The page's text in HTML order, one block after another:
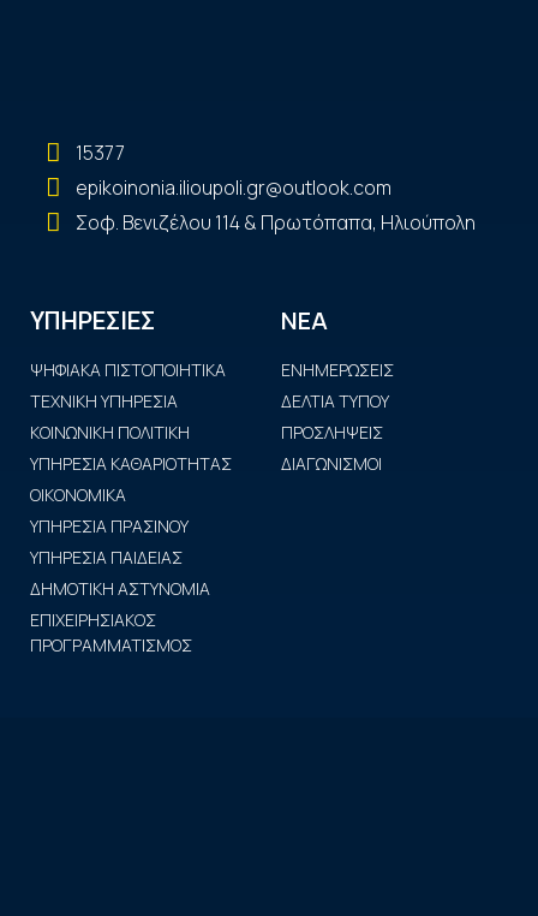
15377
epikoinonia.ilioupoli.gr@outlook.com
Σοφ. Βενιζέλου 114 & Πρωτόπαπα, Ηλιούπολη
ΥΠΗΡΕΣΙΕΣ
ΨΗΦΙΑΚΑ ΠΙΣΤΟΠΟΙΗΤΙΚΑ
ΤΕΧΝΙΚΗ ΥΠΗΡΕΣΙΑ
ΚΟΙΝΩΝΙΚΗ ΠΟΛΙΤΙΚΗ
ΥΠΗΡΕΣΙΑ ΚΑΘΑΡΙΟΤΗΤΑΣ
ΟΙΚΟΝΟΜΙΚΑ
ΥΠΗΡΕΣΙΑ ΠΡΑΣΙΝΟΥ
ΥΠΗΡΕΣΙΑ ΠΑΙΔΕΙΑΣ
ΔΗΜΟΤΙΚΗ ΑΣΤΥΝΟΜΙΑ
ΕΠΙΧΕΙΡΗΣΙΑΚΟΣ
ΠΡΟΓΡΑΜΜΑΤΙΣΜΟΣ
ΝΕΑ
ΕΝΗΜΕΡΩΣΕΙΣ
ΔΕΛΤΙΑ ΤΥΠΟΥ
ΠΡΟΣΛΗΨΕΙΣ
ΔΙΑΓΩΝΙΣΜΟΙ